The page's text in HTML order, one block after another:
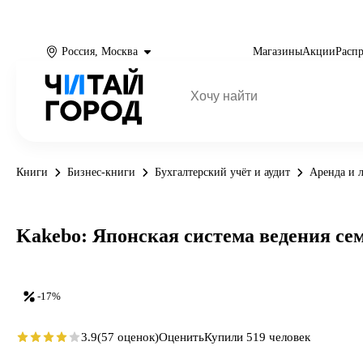
Россия, Москва МагазиныАкции
Книги Бизнес-книги Бухгалтерский учёт и аудит Аренда и
-17%
Kakebo: Японская система ведения
3.9(57 оценок)ОценитьКупили 519 человек